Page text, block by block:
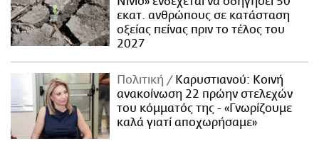
εκατ. ανθρώπους σε κατάσταση
οξείας πείνας πριν το τέλος του
2027
Πολιτική
Καρυστιανού: Κοινή
ανακοίνωση 22 πρώην στελεχών
του κόμματός της - «Γνωρίζουμε
καλά γιατί αποχωρήσαμε»